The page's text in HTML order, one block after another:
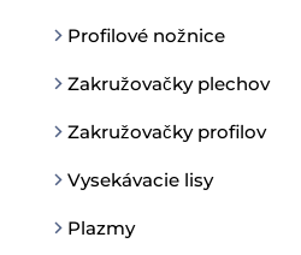
Profilové nožnice
Zakružovačky plechov
Zakružovačky profilov
Vysekávacie lisy
Plazmy